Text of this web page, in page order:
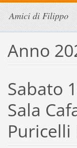
Amici di Filippo
Anno
Sabato
Sala
Puricelli